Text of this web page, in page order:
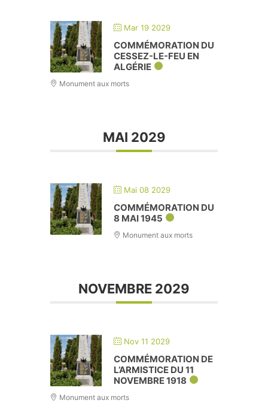
Mar 19 2029
COMMÉMORATION DU
CESSEZ-LE-FEU EN
ALGÉRIE
Monument aux morts
MAI 2029
Mai 08 2029
COMMÉMORATION DU
8 MAI 1945
Monument aux morts
NOVEMBRE 2029
Nov 11 2029
COMMÉMORATION DE
L’ARMISTICE DU 11
NOVEMBRE 1918
Monument aux morts